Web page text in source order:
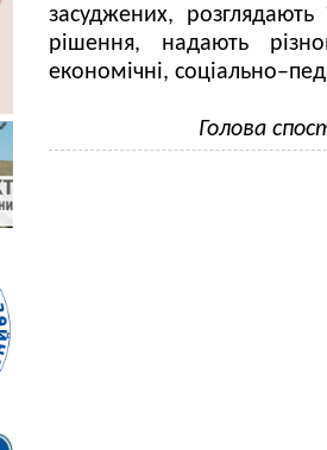
засуджених,
рішення, надають
економічні,
Голова